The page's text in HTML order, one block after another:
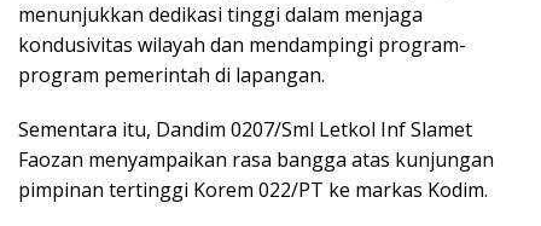
menunjukkan dedikasi tinggi dalam menjaga
kondusivitas wilayah dan mendampingi program-
program pemerintah di lapangan.
Sementara itu, Dandim 0207/Sml Letkol Inf Slamet
Faozan menyampaikan rasa bangga atas kunjungan
pimpinan tertinggi Korem 022/PT ke markas Kodim.